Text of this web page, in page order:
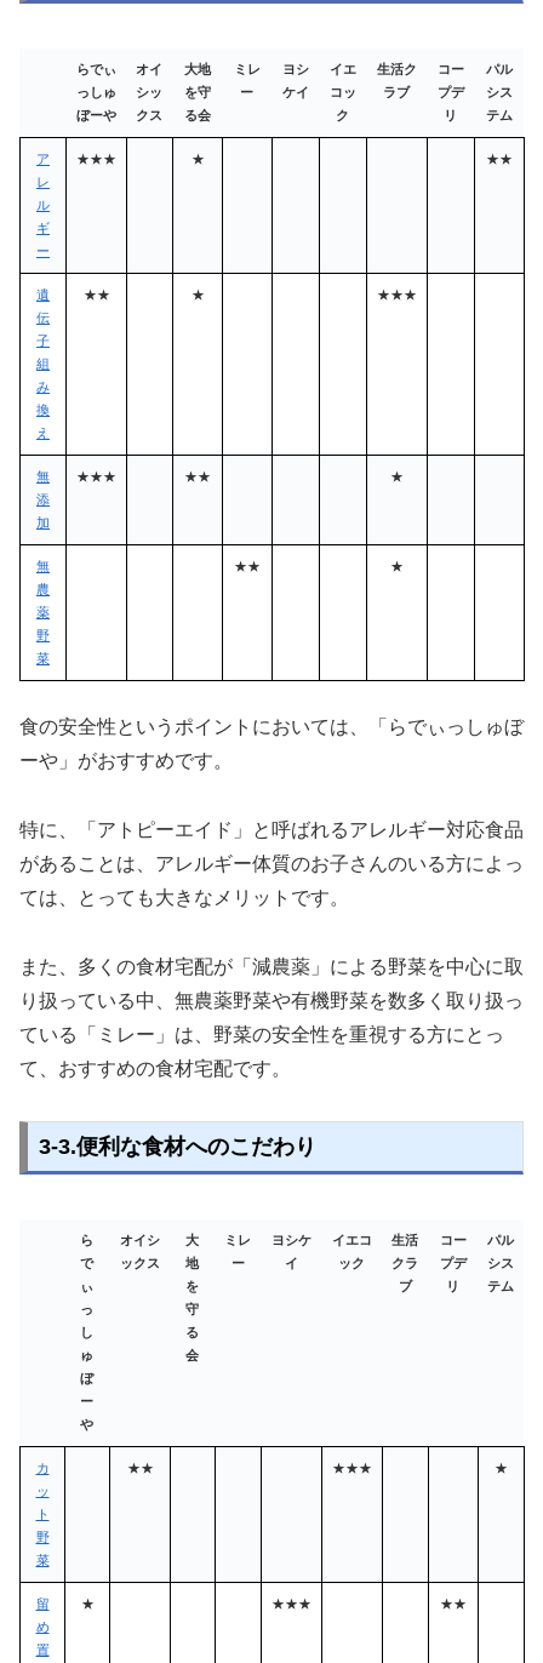
らでぃ
っしゅ
ぼーや
オイ
シッ
クス
大地
を守
る会
ミレ
ー
ヨシ
ケイ
イエ
コッ
ク
生活ク
ラブ
コー
プデ
リ
パル
シス
テム
ア
レ
ル
ギ
ー
★★★ ★ ★★
遺
伝
子
組
み
換
え
★★ ★ ★★★
無
添
加
★★★ ★★ ★
無
農
薬
野
菜
★★ ★
食の安全性というポイントにおいては、「らでぃっしゅぼ
ーや」がおすすめです。
特に、「アトピーエイド」と呼ばれるアレルギー対応食品
があることは、アレルギー体質のお子さんのいる方によっ
ては、とっても大きなメリットです。
また、多くの食材宅配が「減農薬」による野菜を中心に取
り扱っている中、無農薬野菜や有機野菜を数多く取り扱っ
ている「ミレー」は、野菜の安全性を重視する方にとっ
て、おすすめの食材宅配です。
3-3.便利な食材へのこだわり
ら
で
ぃ
っ
し
ゅ
ぼ
ー
や
オイシ
ックス
大
地
を
守
る
会
ミレ
ー
ヨシケ
イ
イエコ
ック
生活
クラ
ブ
コー
プデ
リ
パル
シス
テム
カ
ッ
ト
野
菜
★★ ★★★ ★
留
め
置
★ ★★★ ★★